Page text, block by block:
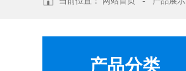
产品分类